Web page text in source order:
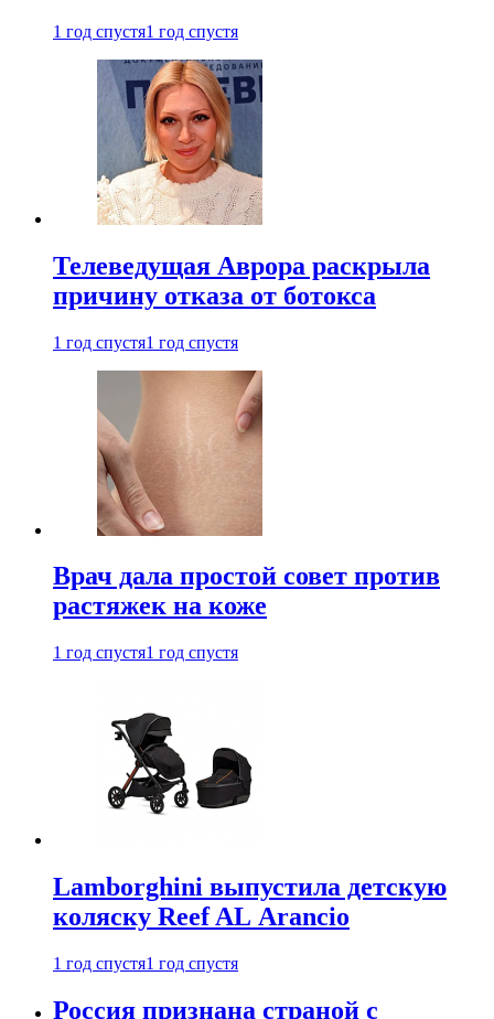
1 год спустя1 год спустя
Телеведущая Аврора раскрыла
причину отказа от ботокса
1 год спустя1 год спустя
Врач дала простой совет против
растяжек на коже
1 год спустя1 год спустя
Lamborghini выпустила детскую
коляску Reef AL Arancio
1 год спустя1 год спустя
Россия признана страной с